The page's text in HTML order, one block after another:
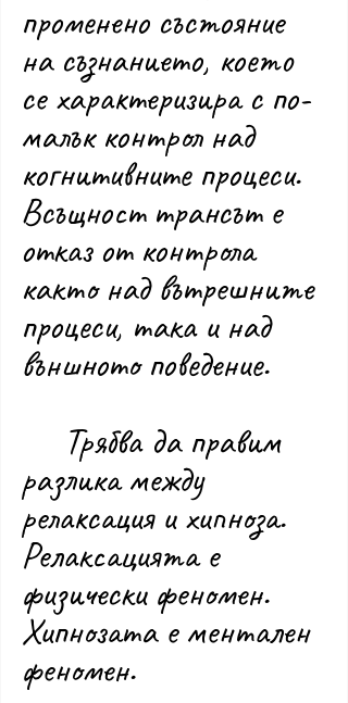
променено състояние
на съзнанието, което
се характеризира с по-
малък контрол над
когнитивните процеси.
Всъщност трансът е
отказ от контрола
както над вътрешните
процеси, така и над
външното поведение.
разлика между
релаксация и хипноза.
Релаксацията е
физически феномен.
Хипнозата е ментален
феномен.